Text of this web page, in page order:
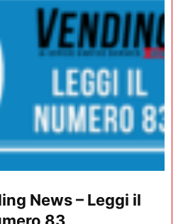
News – Leggi il